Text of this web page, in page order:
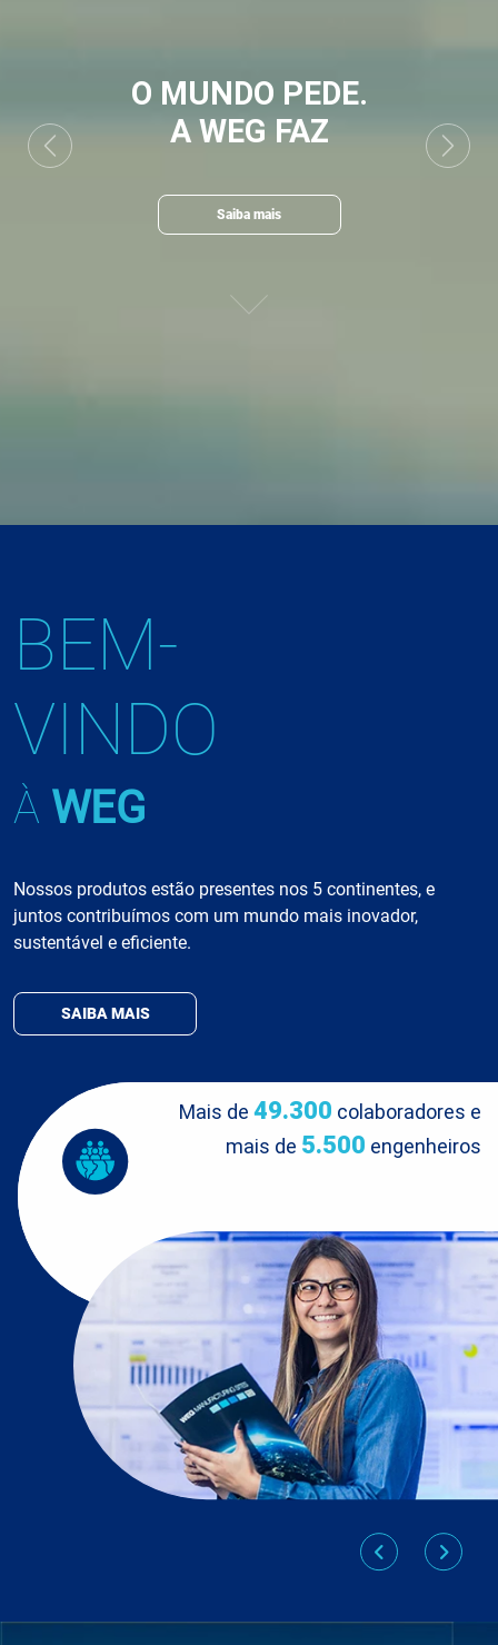
O MUNDO PEDE.
A WEG FAZ
Saiba mais
Previous Next
BEM-
VINDO
À WEG
Nossos produtos estão presentes nos 5 continentes, e
juntos contribuímos com um mundo mais inovador,
sustentável e eficiente.
SAIBA MAIS
Mais de 49.300 colaboradores e
mais de 5.500 engenheiros